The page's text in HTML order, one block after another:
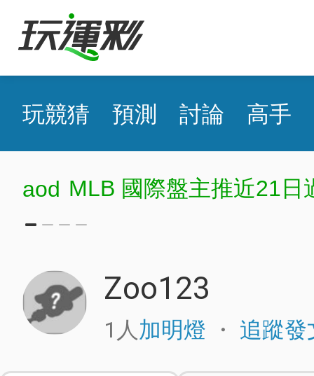
玩競猜 預測 討論 高手
aod MLB 國際盤主推近21日
Zoo123
1人加明燈 ・ 追蹤發